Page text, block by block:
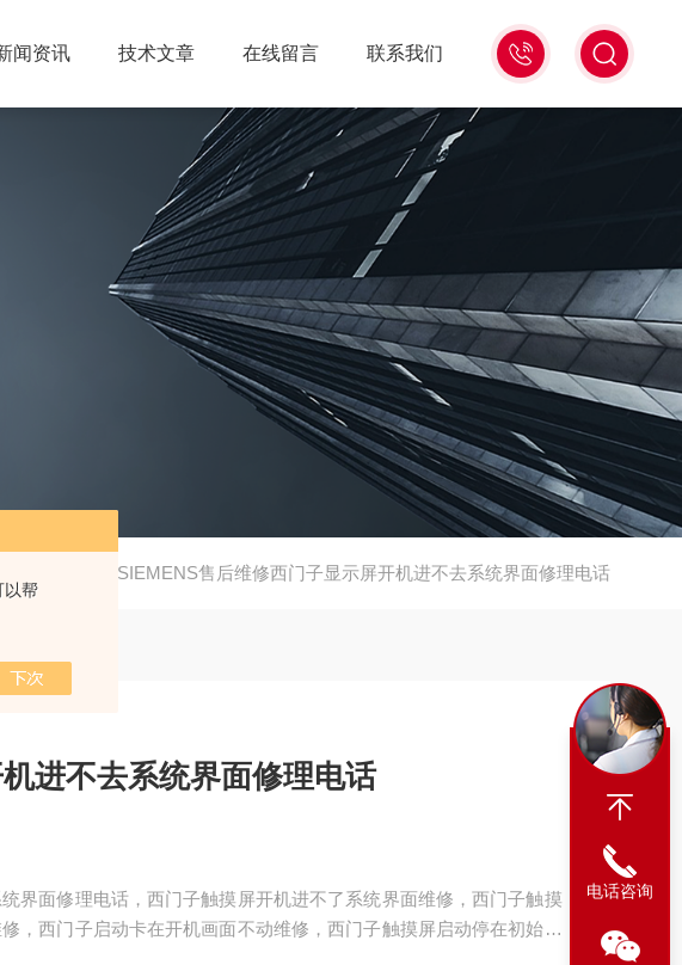
以帮
18516586104
微
闻资讯 技术文章 在线留言 联系我们
SIEMENS售后维修西门子显示屏开机进不去系统界面修理电话
进不去系统界面修理电话
界面修理电话，西门子触摸屏开机进不了系统界面维修，西门子触摸
，西门子启动卡在开机画面不动维修，西门子触摸屏启动停在初始化
电话咨询